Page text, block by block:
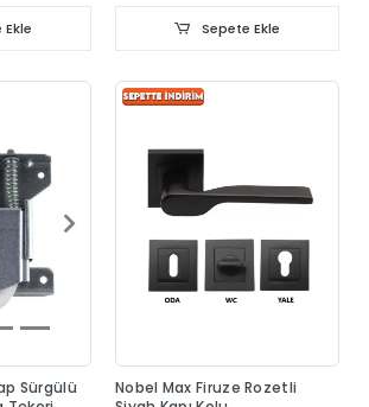
Sepete Ekle
Sürgülü
Nobel Max Firuze Rozetli